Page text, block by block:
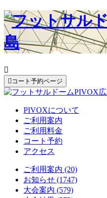

 コート予約ページ
PIVOXについて
ご利用案内
ご利用料金
コート予約
アクセス
ご利用案内 (20)
お知らせ (1747)
大会案内 (579)